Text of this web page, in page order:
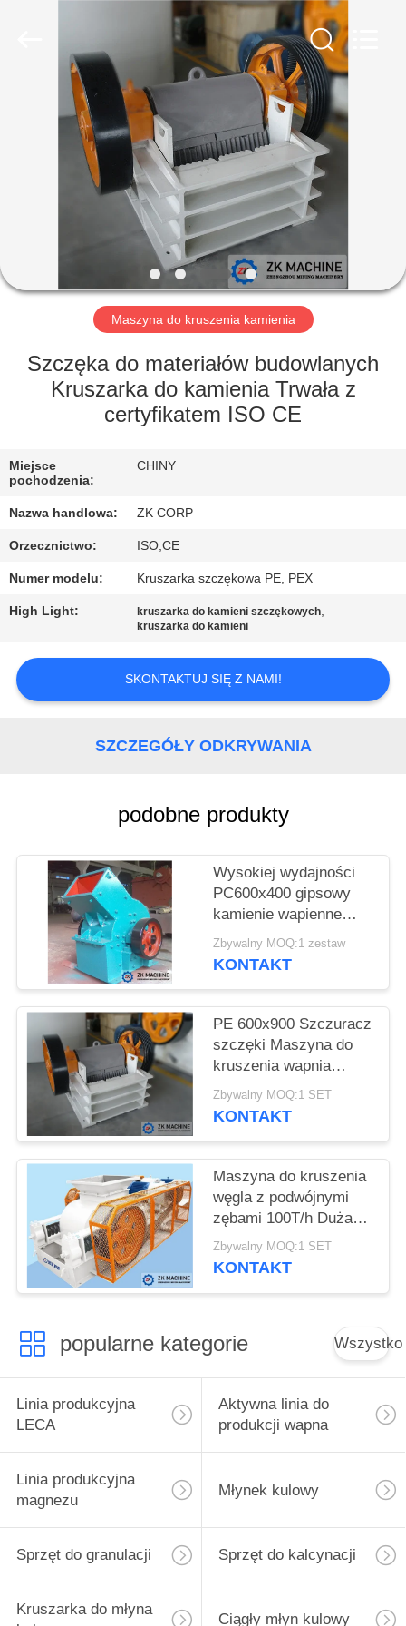
PRODUKTY
POKAZ
VR
NAS
PO
FABRYCE
KONTROLA
JAKOŚCI
SIĘ
POPROSIĆ
WYCENĘ
SITEMAP
POLITYKA
PRYWATNOŚCI
Maszyna do kruszenia kamienia
Szczęka do materiałów budowlanych
Kruszarka do kamienia Trwała z
certyfikatem ISO CE
Miejsce
pochodzenia:
CHINY
Nazwa handlowa: ZK CORP
Orzecznictwo: ISO,CE
Numer modelu: Kruszarka szczękowa PE, PEX
High Light: kruszarka do kamieni szczękowych,
kruszarka do kamieni
SKONTAKTUJ SIĘ Z NAMI!
SZCZEGÓŁY ODKRYWANIA
podobne produkty
Wysokiej wydajności
PC600x400 gipsowy
kamienie wapienne
młotka kruszywka do
sprzedaży
Zbywalny MOQ:1 zestaw
KONTAKT
PE 600x900 Szczuracz
szczęki Maszyna do
kruszenia wapnia
Wysokiej wydajności
Niezawodne warunki
Zbywalny MOQ:1 SET
KONTAKT
Maszyna do kruszenia
węgla z podwójnymi
zębami 100T/h Duża
zdolność produkcyjna
Zbywalny MOQ:1 SET
KONTAKT
popularne kategorie Wszystko
Linia produkcyjna
LECA
Aktywna linia do
produkcji wapna
Linia produkcyjna
magnezu
Młynek kulowy
Sprzęt do granulacji Sprzęt do kalcynacji
Kruszarka do młyna
Ciągły młyn kulowy